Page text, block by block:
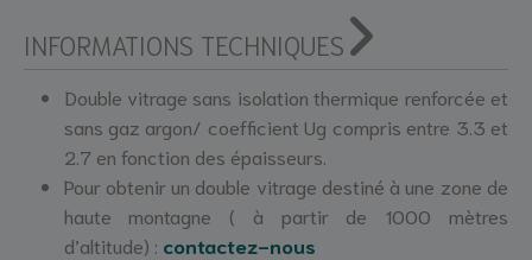
INFORMATIONS TECHNIQUES
Double vitrage sans isolation thermique renforcée et
sans gaz argon/ coefficient Ug compris entre 3.3 et
2.7 en fonction des épaisseurs.
Pour obtenir un double vitrage destiné à une zone de
haute montagne ( à partir de 1000 mètres
d’altitude) : contactez-nous